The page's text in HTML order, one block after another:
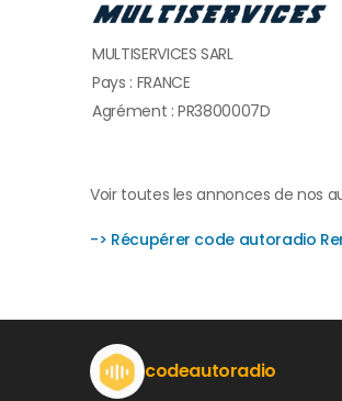
MULTISERVICES SARL
Pays : FRANCE
Agrément : PR3800007D
Voir toutes les annonces de nos
-> Récupérer code autoradio
codeautoradio